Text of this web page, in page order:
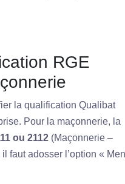
RGE
la qualification Qualibat
Pour la maçonnerie, la
ou 2112 (Maçonnerie –
faut adosser l’option «